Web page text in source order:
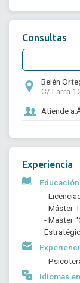
Consultas
Belén
C/ Larra
Atiende a:
Experiencia
-
- Máster
- Master
-
Idiomas